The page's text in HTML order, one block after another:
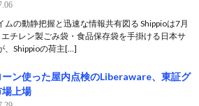
ムの動静把握と迅速な情報共有図る Shippioは7月
チレン製ごみ袋・食品保存袋を手掛ける日本サ
、Shippioの荷主[…]
ーン使った屋内点検のLiberaware、東証グ
場上場